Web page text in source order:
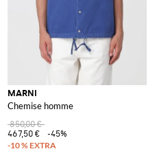
MARNI
Chemise homme
850,00 €
467,50 €
-45%